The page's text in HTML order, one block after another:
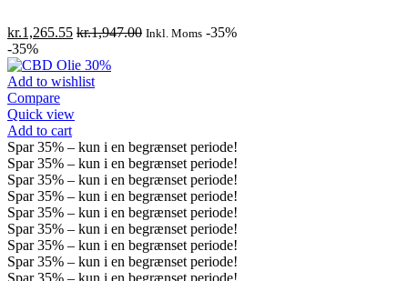
kr.1,265.55 kr.1,947.00 Inkl. Moms -35%
-35%
Add to wishlist
Compare
Quick view
Add to cart
Spar35% – kun i en begrænset periode!
Spar35% – kun i en begrænset periode!
Spar35% – kun i en begrænset periode!
Spar35% – kun i en begrænset periode!
Spar35% – kun i en begrænset periode!
Spar35% – kun i en begrænset periode!
Spar35% – kun i en begrænset periode!
Spar35% – kun i en begrænset periode!